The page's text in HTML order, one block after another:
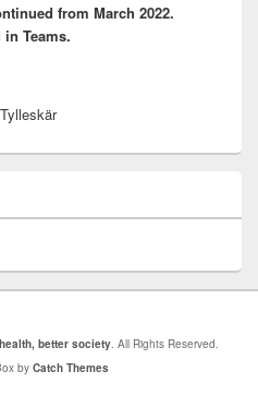
from March 2022.
Teams.
better society. All Rights Reserved.
by Catch Themes